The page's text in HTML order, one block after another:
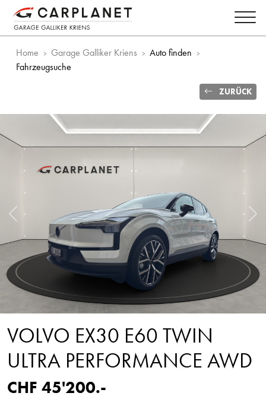
Home Garage Galliker Kriens
Auto finden
Fahrzeugsuche
ZURÜCK
Vorheriges Bild
VOLVO EX30 E60 TWIN
ULTRA PERFORMANCE AWD
CHF 45'200.-